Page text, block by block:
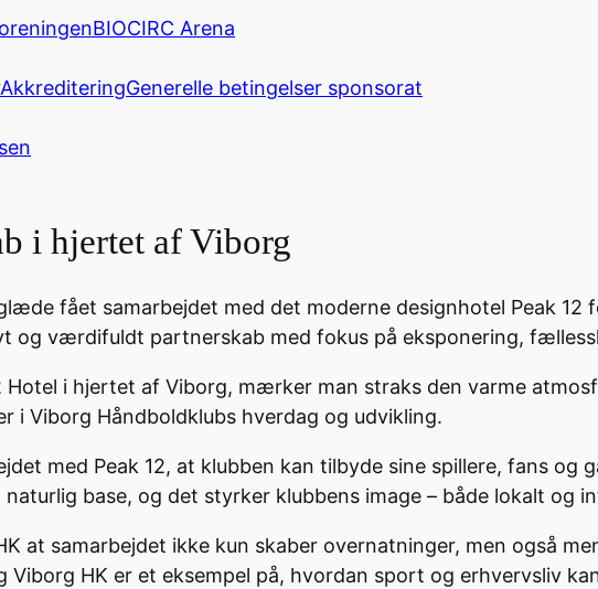
BIOCIRC Arena
AkkrediteringGenerelle betingelser sponsorat
i hjertet af Viborg
fået samarbejdet med det moderne designhotel Peak
og værdifuldt partnerskab med fokus på eksponering,
Hotel i hjertet af Viborg, mærker man straks den varme
i Viborg Håndboldklubs hverdag og udvikling.
med Peak 12, at klubben kan tilbyde sine spillere, fans
base, og det styrker klubbens image – både lokalt og
at samarbejdet ikke kun skaber overnatninger, men også
Viborg HK er et eksempel på, hvordan sport og erhvervsliv